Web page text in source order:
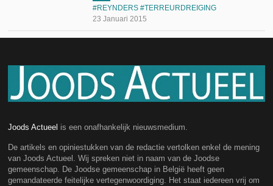
23 Januari 2015
REYNDERS TERREURDREIGING
Joods Actueel is een onafhankelijk nieuwsmedium.
De artikels en opiniestukken van de redactie vertolken enkel de mening
van Joods Actueel. Wij spreken niet in naam van de Joodse
gemeenschap. De Joodse gemeenschap in België heeft geen
gemandateerde feitelijke vertegenwoordiging. Het staat iedereen vrij om